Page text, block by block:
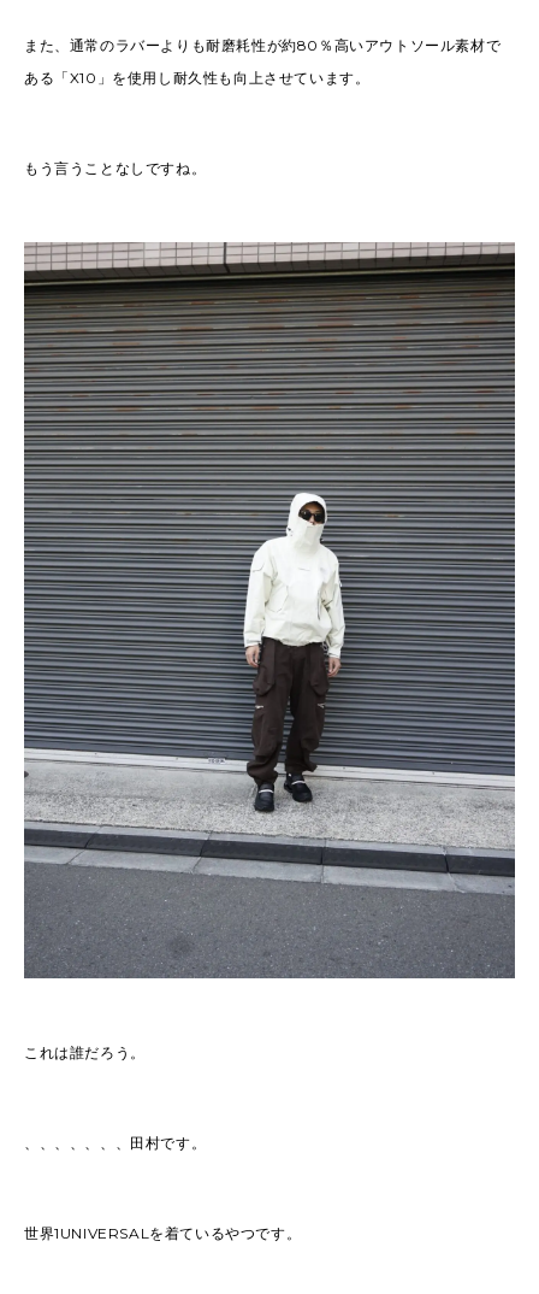
また、通常のラバーよりも耐磨耗性が約80％高いアウトソール素材で
ある「X10」を使用し耐久性も向上させています。
もう言うことなしですね。
これは誰だろう。
、、、、、、、田村です。
世界1UNIVERSALを着ているやつです。